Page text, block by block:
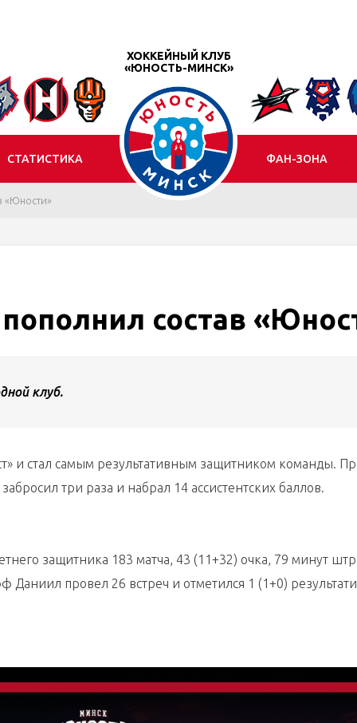
ХОККЕЙНЫЙ КЛУБ
«ЮНОСТЬ-МИНСК»
СТАТИСТИКА ФАН-ЗОНА
«Юности»
состав
клуб.
и стал самым результативным защитником команды.
три раза и набрал 14 ассистентских баллов.
защитника 183 матча, 43 (11+32) очка, 79 минут
Даниил провел 26 встреч и отметился 1 (1+0)